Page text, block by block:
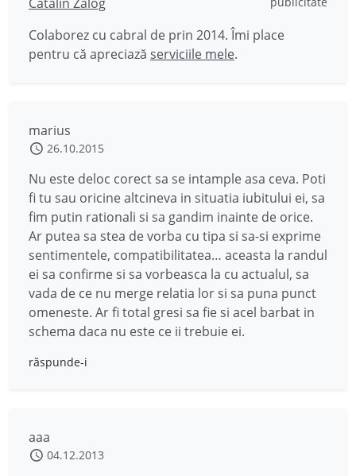
Colaborez cu cabral de prin 2014. Îmi place
pentru că apreciază serviciile mele.
marius
26.10.2015
Nu este deloc corect sa se intample asa ceva. Poti
fi tu sau oricine altcineva in situatia iubitului ei, sa
fim putin rationali si sa gandim inainte de orice.
Ar putea sa stea de vorba cu tipa si sa-si exprime
sentimentele, compatibilitatea… aceasta la randul
ei sa confirme si sa vorbeasca la cu actualul, sa
vada de ce nu merge relatia lor si sa puna punct
omeneste. Ar fi total gresi sa fie si acel barbat in
schema daca nu este ce ii trebuie ei.
răspunde-i
aaa
04.12.2013